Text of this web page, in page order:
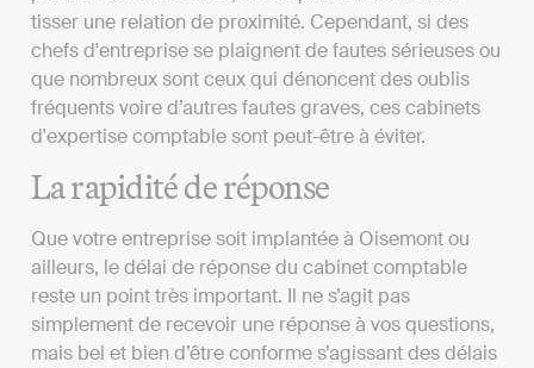
tisser une relation de proximité. Cependant, si des
chefs d'entreprise se plaignent de fautes sérieuses ou
que nombreux sont ceux qui dénoncent des oublis
fréquents voire d’autres fautes graves, ces cabinets
d'expertise comptable sont peut-être à éviter.
La rapidité de réponse
Que votre entreprise soit implantée à Oisemont ou
ailleurs, le délai de réponse du cabinet comptable
reste un point très important. Il ne s’agit pas
simplement de recevoir une réponse à vos questions,
mais bel et bien d’être conforme s’agissant des délais